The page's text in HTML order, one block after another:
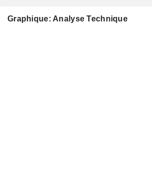
Graphique: Analyse Technique